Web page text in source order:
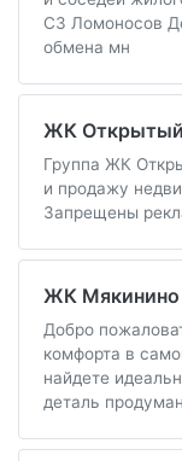
СЗ Ломоносов
обмена мн
ЖК Открытый
Группа ЖК
и продажу
Запрещены
ЖК Мякинино
Добро
комфорта в
найдете
деталь